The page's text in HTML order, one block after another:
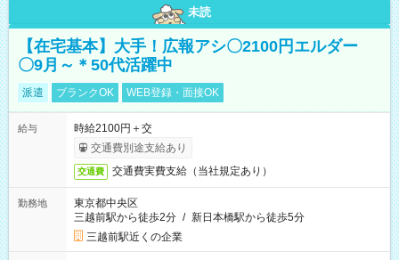
未読
【在宅基本】大手！広報アシ〇2100円エルダー
〇9月～＊50代活躍中
派遣 ブランクOK WEB登録・面接OK
給与
時給2100円＋交
交通費別途支給あり
交通費 交通費実費支給（当社規定あり）
勤務地
東京都中央区
三越前駅から徒歩2分 / 新日本橋駅から徒歩5分
三越前駅近くの企業